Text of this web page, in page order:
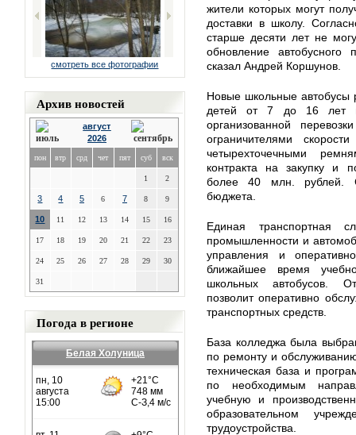
смотреть все фотографии
Архив новостей
август
2026
пон втр срд чет пят суб вск
1 2
3 4 5 6 7 8 9
10 11 12 13 14 15 16
17 18 19 20 21 22 23
24 25 26 27 28 29 30
31
Погода в регионе
Белая Холуница
жители которых могут
доставки в школу.
старше десяти лет не
обновление
сказал Андрей Коршунов.
Новые школьные автобусы
детей от 7 до 16 лет и
организованной
ограничителями
четырехточечными
контракта на закупку и
более 40 млн. рублей.
бюджета.
Единая транспортная
промышленности и
управления и
ближайшее время
школьных автобусов.
позволит оперативно
транспортных средств.
База колледжа была
по ремонту и
техническая база и
по необходимым
учебную и
образовательном
трудоустройства.